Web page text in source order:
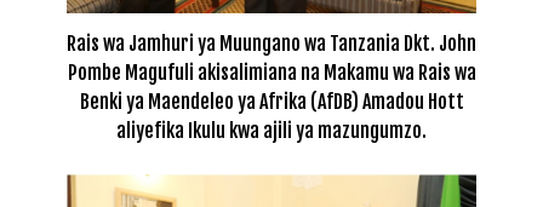
Rais wa Jamhuri ya Muungano wa Tanzania Dkt. John
Pombe Magufuli akisalimiana na Makamu wa Rais wa
Benki ya Maendeleo ya Afrika (AfDB) Amadou Hott
aliyefika Ikulu kwa ajili ya mazungumzo.